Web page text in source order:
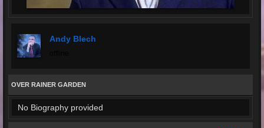
Andy Blech
OVER RAINER GARDEN
No Biography provided